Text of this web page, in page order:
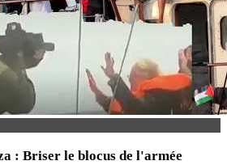
: Briser le blocus de l'armée